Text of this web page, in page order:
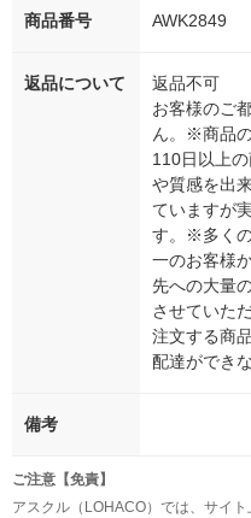
商品番号 AWK2849
返品について
返品不可
お客様のご
ん。※商品
110日以上
や質感を出
ていますが
す。※多く
一のお客様
先への大量
させていた
注文する商
配達ができ
備考
ご注意【免責】
アスクル（LOHACO）では、サイ